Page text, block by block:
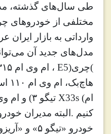
طی سال‌های گذشته،
مختلفی از خودروهای
وارداتی به بازار
مدل‌های جدید آن‌
(چریE5) ، ام وی ام ۳۱۵
هاچ‌بک، ام وی ام ۱۱۰ اس
امX33s ( تیگو ۳) و ام وی ام
کنیم .البته مدیران